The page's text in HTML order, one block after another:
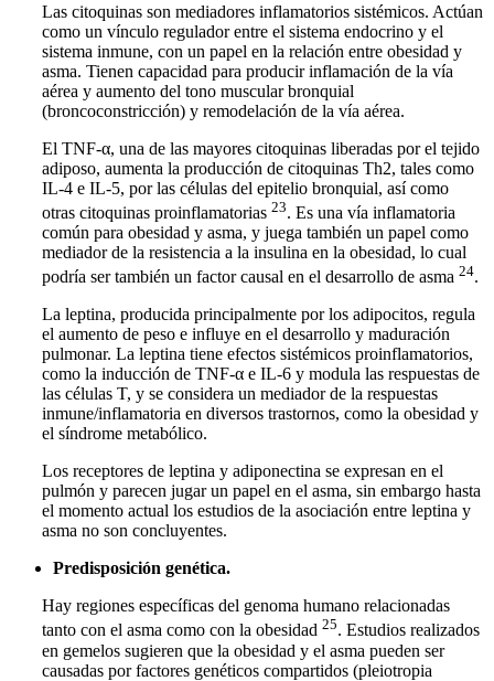
Las citoquinas son mediadores inflamatorios sistémicos. Actúan
como un vínculo regulador entre el sistema endocrino y el
sistema inmune, con un papel en la relación entre obesidad y
asma. Tienen capacidad para producir inflamación de la vía
aérea y aumento del tono muscular bronquial
(broncoconstricción) y remodelación de la vía aérea.
El TNF-α, una de las mayores citoquinas liberadas por el tejido
adiposo, aumenta la producción de citoquinas Th2, tales como
IL-4 e IL-5, por las células del epitelio bronquial, así como
otras citoquinas proinflamatorias 23. Es una vía inflamatoria
común para obesidad y asma, y juega también un papel como
mediador de la resistencia a la insulina en la obesidad, lo cual
podría ser también un factor causal en el desarrollo de asma 24.
La leptina, producida principalmente por los adipocitos, regula
el aumento de peso e influye en el desarrollo y maduración
pulmonar. La leptina tiene efectos sistémicos proinflamatorios,
como la inducción de TNF-α e IL-6 y modula las respuestas de
las células T, y se considera un mediador de la respuestas
inmune/inflamatoria en diversos trastornos, como la obesidad y
el síndrome metabólico.
Los receptores de leptina y adiponectina se expresan en el
pulmón y parecen jugar un papel en el asma, sin embargo hasta
el momento actual los estudios de la asociación entre leptina y
asma no son concluyentes.
Predisposición genética.
Hay regiones específicas del genoma humano relacionadas
tanto con el asma como con la obesidad 25. Estudios realizados
en gemelos sugieren que la obesidad y el asma pueden ser
causadas por factores genéticos compartidos (pleiotropia